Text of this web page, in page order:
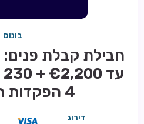
בונוס
4 הפקדות ראשונות
דירוג